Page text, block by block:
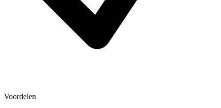
Voordelen